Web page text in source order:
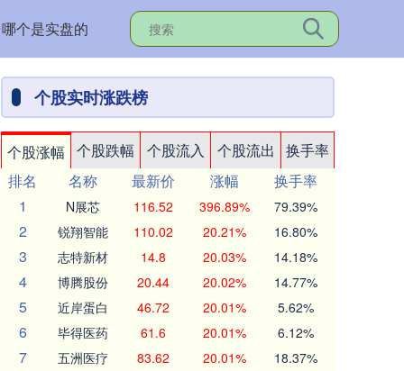
个是实盘的
个股实时涨跌榜
个股涨幅 个股跌幅 个股流入 个股流出
换手率
排名
名称 最新价 涨幅
换手率
1
N展芯 116.52 396.89% 79.39%
2 锐翔智能 110.02 20.21% 16.80%
3 志特新材 14.8 20.03% 14.18%
4 博腾股份 20.44 20.02% 14.77%
5 近岸蛋白 46.72 20.01% 5.62%
6 毕得医药 61.6 20.01% 6.12%
7 五洲医疗 83.62 20.01% 18.37%